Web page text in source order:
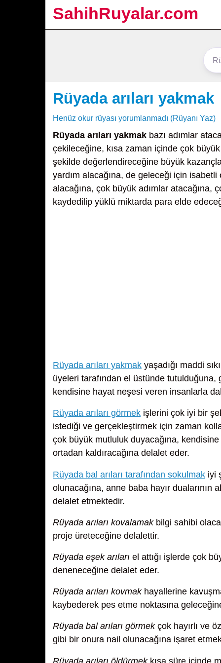
SahihRuyalar.com
Rüyada arıları yakmak
Henüz okur rüyası yorumlanmadı (Rüyanı Yaz)
Rüyada arıları yakmak bazı adımlar
çekileceğine, kısa zaman içinde çok
şekilde değerlendireceğine büyük
yardım alacağına, de geleceği için
alacağına, çok büyük adımlar atacağına,
kaydedilip yüklü miktarda para elde
Rüyada arıları yakmak yaşadığı maddi
üyeleri tarafından el üstünde
kendisine hayat neşesi veren insanlarla
Rüyada arıları görmek işlerini çok iyi bir
istediği ve gerçekleştirmek için zaman
çok büyük mutluluk duyacağına,
ortadan kaldıracağına delalet eder.
Rüyada bal arıları tarafından sokulmak iyi
olunacağına, anne baba hayır dualarının
delalet etmektedir.
Rüyada arıları kovalamakbilgi sahibi
proje üreteceğine delalettir.
Rüyada eşek arıları el attığı işlerde çok
deneneceğine delalet eder.
Rüyada arıları kovmakhayallerine
kaybederek pes etme noktasına
Rüyada bal arıları görmekçok hayırlı ve
gibi bir onura nail olunacağına işaret
Rüyada arıları öldürmekkısa süre içinde